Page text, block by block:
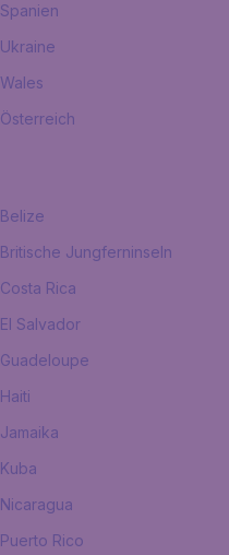
Spanien
Ukraine
Wales
Österreich
Belize
Britische Jungferninseln
Costa Rica
El Salvador
Guadeloupe
Haiti
Jamaika
Kuba
Nicaragua
Puerto Rico